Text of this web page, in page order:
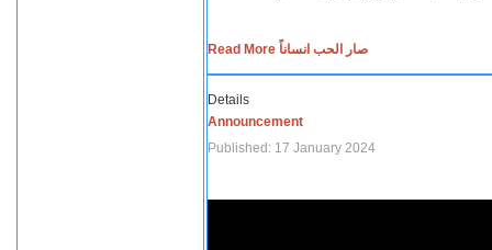
Read More صار الحب انساناً
Details
Announcement
Published: 17 January 2024